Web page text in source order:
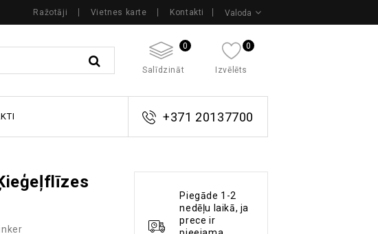
Valoda
Ražotāji Vietnes karte Kontakti
0
Salīdzināt
0
Izvēlēts
+371 20137700
Piegāde 1-2
nedēļu laikā, ja
prece ir